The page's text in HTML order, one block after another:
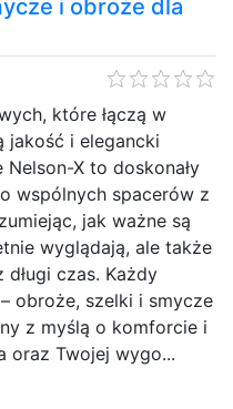
i obroże dla
które łączą w
jakość i elegancki
X to doskonały
wspólnych spacerów z
jak ważne są
wyglądają, ale także
długi czas. Każdy
obroże, szelki i smycze
z myślą o komforcie i
oraz Twojej wygo...